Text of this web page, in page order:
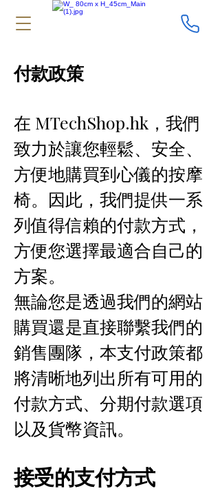
付款政策
在 MTechShop.hk，我們
致力於讓您輕鬆、安全、
方便地購買到心儀的按摩
椅。因此，我們提供一系
列值得信賴的付款方式，
方便您選擇最適合自己的
方案。
無論您是透過我們的網站
購買還是直接聯繫我們的
銷售團隊，本支付政策都
將清晰地列出所有可用的
付款方式、分期付款選項
以及貨幣資訊。
接受的支付方式